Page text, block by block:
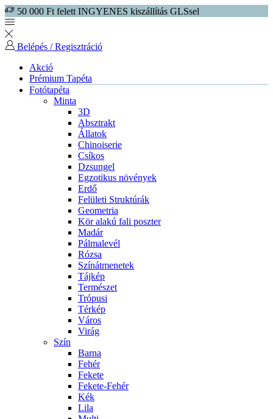
50 000 Ft felett INGYENES kiszállítás GLSsel
Belépés / Regisztráció
Akció
Prémium Tapéta
Fotótapéta
Minta
3D
Absztrakt
Állatok
Chinoiserie
Csíkos
Dzsungel
Egzotikus növények
Erdő
Felületi Struktúrák
Geometria
Kör alakú fali poszter
Madár
Pálmalevél
Rózsa
Színátmenetek
Tájkép
Természet
Trópusi
Térkép
Város
Virág
Szín
Barna
Fehér
Fekete
Fekete-Fehér
Kék
Lila